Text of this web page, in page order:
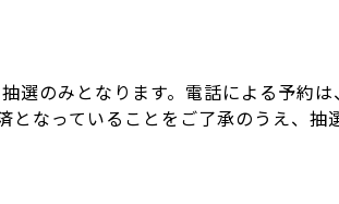
選のみとなります。電話による予約
なっていることをご了承のうえ、抽